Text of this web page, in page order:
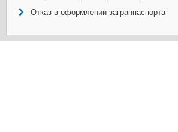
Отказ в оформлении загранпаспорта